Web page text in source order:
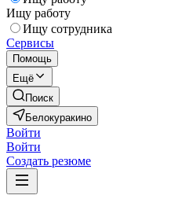
Ищу работу
Ищу сотрудника
Сервисы
Помощь
Ещё
Поиск
Белокуракино
Войти
Войти
Создать резюме